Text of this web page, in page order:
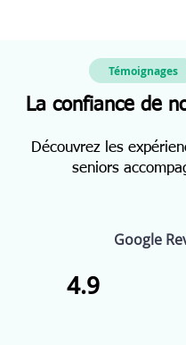
Témoignages
La confiance de
Découvrez les
seniors
Google
4.9